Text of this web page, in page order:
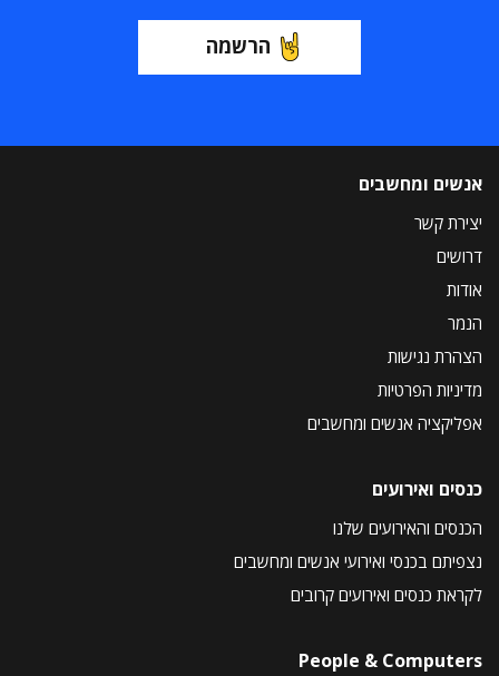
הרשמה
אנשים ומחשבים
יצירת קשר
דרושים
אודות
הנמר
הצהרת נגישות
מדיניות הפרטיות
אפליקציה אנשים ומחשבים
כנסים ואירועים
הכנסים והאירועים שלנו
נצפיתם בכנסי ואירועי אנשים ומחשבים
לקראת כנסים ואירועים קרובים
People & Computers